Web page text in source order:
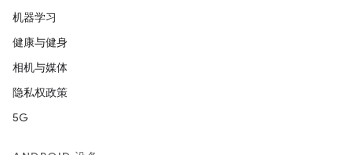
机器学习
健康与健身
相机与媒体
隐私权政策
5G